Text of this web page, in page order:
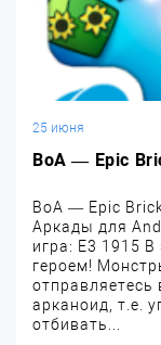
25 июня
BoA — Epic
BoA — Epic
Аркады для
игра: E3 1915 В
героем!
отправляетесь
арканоид, т.е.
отбивать...